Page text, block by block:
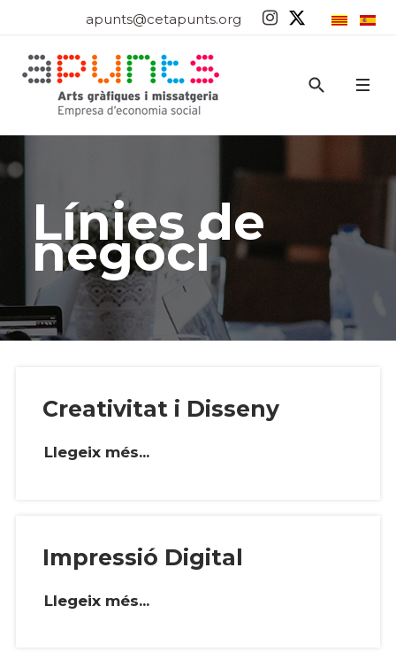
apunts@cetapunts.org
Línies de
negoci
Creativitat i Disseny
Llegeix més...
Impressió Digital
Llegeix més...